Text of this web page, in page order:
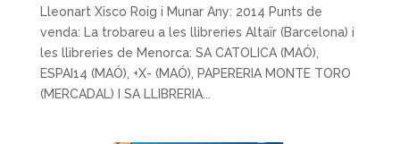
Lleonart Xisco Roig i Munar Any: 2014 Punts de
venda: La trobareu a les llibreries Altaïr (Barcelona) i
les llibreries de Menorca: SA CATOLICA (MAÓ),
ESPAI14 (MAÓ), +X- (MAÓ), PAPERERIA MONTE TORO
(MERCADAL) I SA LLIBRERIA...